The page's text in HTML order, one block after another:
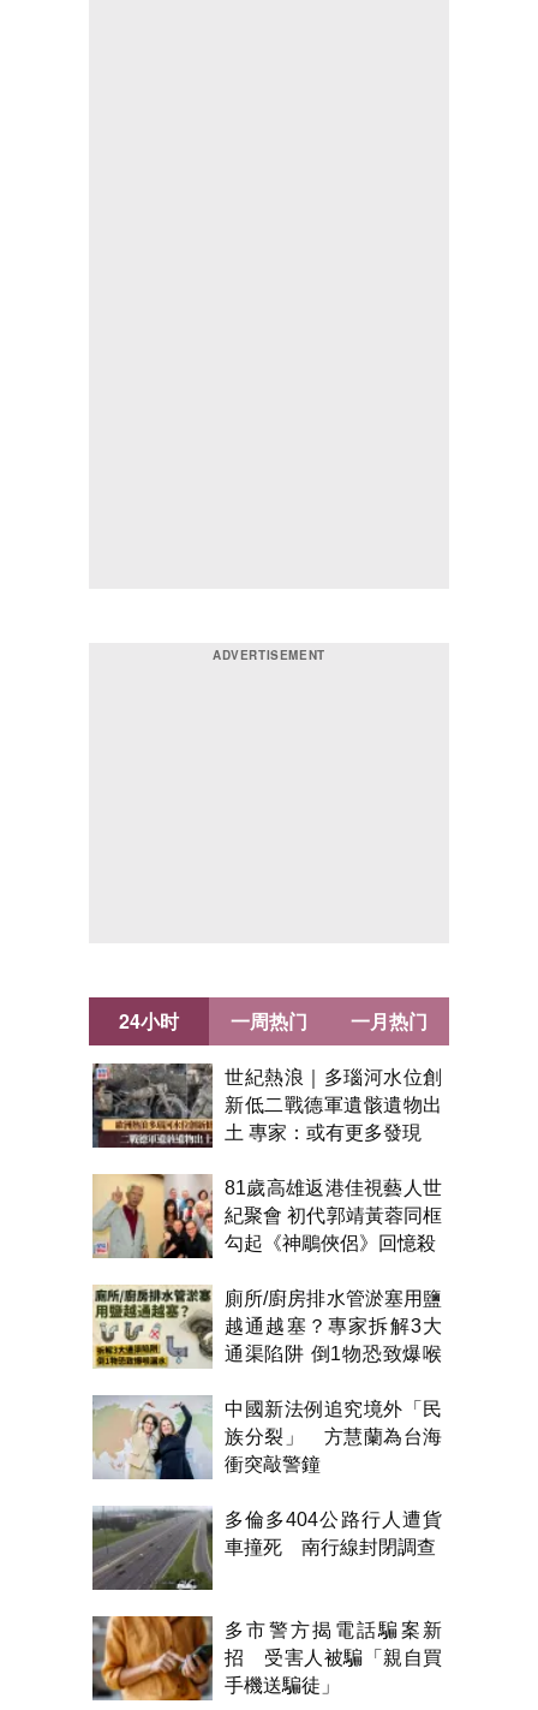
24小时
世紀熱浪｜多瑙河水位創
新低二戰德軍遺骸遺物出
土 專家：或有更多發現
81歲高雄返港佳視藝人世
紀聚會 初代郭靖黃蓉同框
勾起《神鵰俠侶》回憶殺
廁所/廚房排水管淤塞用鹽
越通越塞？專家拆解3大
通渠陷阱 倒1物恐致爆喉
中國新法例追究境外「民
族分裂」 方慧蘭為台海
衝突敲警鐘
多倫多404公路行人遭貨
車撞死 南行線封閉調查
多市警方揭電話騙案新
招 受害人被騙「親自買
手機送騙徒」
一周热门 一月热门